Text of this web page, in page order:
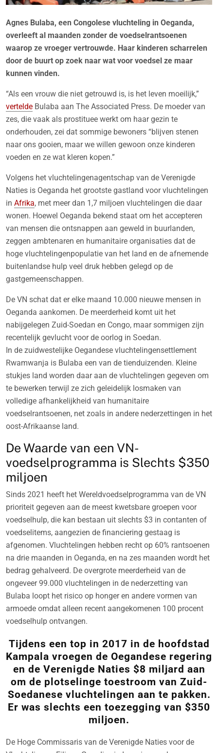
Agnes Bulaba, een Congolese vluchteling in Oeganda,
overleeft al maanden zonder de voedselrantsoenen
waarop ze vroeger vertrouwde. Haar kinderen scharrelen
door de buurt op zoek naar wat voor voedsel ze maar
kunnen vinden.
“Als een vrouw die niet getrouwd is, is het leven moeilijk,”
vertelde Bulaba aan The Associated Press. De moeder van
zes, die vaak als prostituee werkt om haar gezin te
onderhouden, zei dat sommige bewoners “blijven stenen
naar ons gooien, maar we willen gewoon onze kinderen
voeden en ze wat kleren kopen.”
Volgens het vluchtelingenagentschap van de Verenigde
Naties is Oeganda het grootste gastland voor vluchtelingen
in Afrika, met meer dan 1,7 miljoen vluchtelingen die daar
wonen. Hoewel Oeganda bekend staat om het accepteren
van mensen die ontsnappen aan geweld in buurlanden,
zeggen ambtenaren en humanitaire organisaties dat de
hoge vluchtelingenpopulatie van het land en de afnemende
buitenlandse hulp veel druk hebben gelegd op de
gastgemeenschappen.
De VN schat dat er elke maand 10.000 nieuwe mensen in
Oeganda aankomen. De meerderheid komt uit het
nabijgelegen Zuid-Soedan en Congo, maar sommigen zijn
recentelijk gevlucht voor de oorlog in Soedan.
In de zuidwestelijke Oegandese vluchtelingensettlement
Rwamwanja is Bulaba een van de tienduizenden. Kleine
stukjes land worden daar aan de vluchtelingen gegeven om
te bewerken terwijl ze zich geleidelijk losmaken van
volledige afhankelijkheid van humanitaire
voedselrantsoenen, net zoals in andere nederzettingen in het
oost-Afrikaanse land.
De Waarde van een VN-
voedselprogramma is Slechts $350
miljoen
Sinds 2021 heeft het Wereldvoedselprogramma van de VN
prioriteit gegeven aan de meest kwetsbare groepen voor
voedselhulp, die kan bestaan uit slechts $3 in contanten of
voedselitems, aangezien de financiering gestaag is
afgenomen. Vluchtelingen hebben recht op 60% rantsoenen
na drie maanden in Oeganda, en na zes maanden wordt het
bedrag gehalveerd. De overgrote meerderheid van de
ongeveer 99.000 vluchtelingen in de nederzetting van
Bulaba loopt het risico op honger en andere vormen van
armoede omdat alleen recent aangekomenen 100 procent
voedselhulp ontvangen.
Tijdens een top in 2017 in de hoofdstad
Kampala vroegen de Oegandese regering
en de Verenigde Naties $8 miljard aan
om de plotselinge toestroom van Zuid-
Soedanese vluchtelingen aan te pakken.
Er was slechts een toezegging van $350
miljoen.
De Hoge Commissaris van de Verenigde Naties voor de